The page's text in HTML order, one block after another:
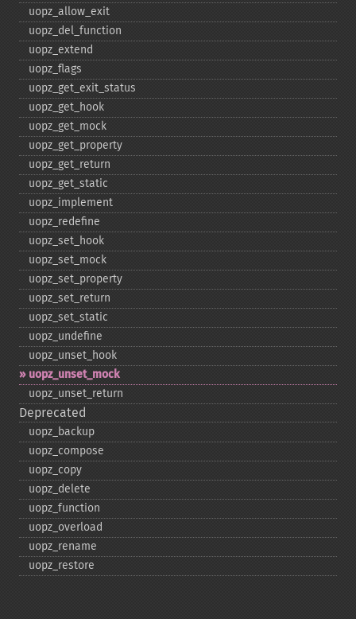
uopz_​allow_​exit
uopz_​del_​function
uopz_​extend
uopz_​flags
uopz_​get_​exit_​status
uopz_​get_​hook
uopz_​get_​mock
uopz_​get_​property
uopz_​get_​return
uopz_​get_​static
uopz_​implement
uopz_​redefine
uopz_​set_​hook
uopz_​set_​mock
uopz_​set_​property
uopz_​set_​return
uopz_​set_​static
uopz_​undefine
uopz_​unset_​hook
uopz_​unset_​mock
uopz_​unset_​return
Deprecated
uopz_​backup
uopz_​compose
uopz_​copy
uopz_​delete
uopz_​function
uopz_​overload
uopz_​rename
uopz_​restore